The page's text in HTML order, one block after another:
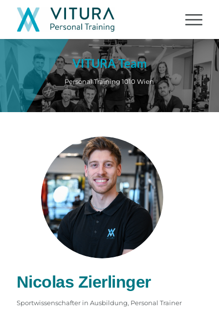
VITURA Team
Personal Training 1010 Wien
Nicolas Zierlinger
Sportwissenschafter in Ausbildung, Personal Trainer